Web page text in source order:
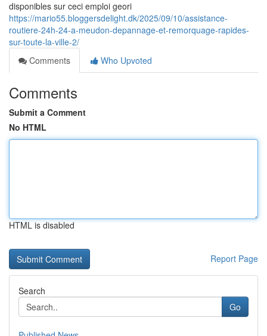
disponibles sur ceci emploi geori
https://mario55.bloggersdelight.dk/2025/09/10/assistance-
routiere-24h-24-a-meudon-depannage-et-remorquage-rapides-
sur-toute-la-ville-2/
Comments
Who Upvoted
Comments
Submit a Comment
No HTML
HTML is disabled
Report Page
Search
Go